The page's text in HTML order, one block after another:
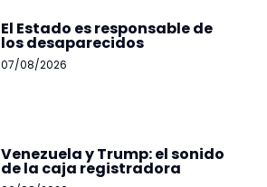
El Estado es responsable de
los desaparecidos
07/08/2026
Venezuela y Trump: el sonido
de la caja registradora